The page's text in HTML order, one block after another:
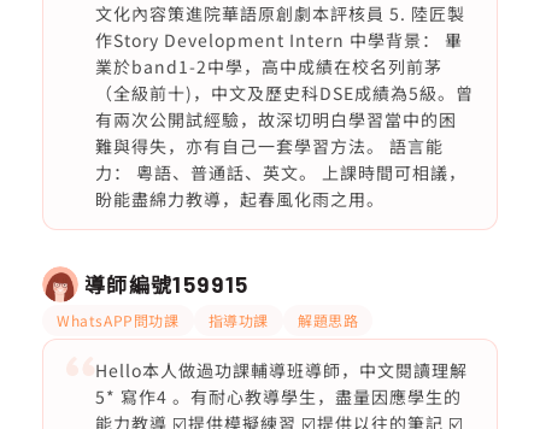
文化內容策進院華語原創劇本評核員 5. 陸匠製
作Story Development Intern 中學背景： 畢
業於band1-2中學，高中成績在校名列前茅
（全級前十)，中文及歷史科DSE成績為5級。曾
有兩次公開試經驗，故深切明白學習當中的困
難與得失，亦有自己一套學習方法。 語言能
力： 粵語、普通話、英文。 上課時間可相議，
盼能盡綿力教導，起春風化雨之用。
導師編號159915
WhatsAPP問功課 指導功課 解題思路
Hello本人做過功課輔導班導師，中文閱讀理解
5* 寫作4 。有耐心教導學生，盡量因應學生的
能力教導 ☑️提供模擬練習 ☑️提供以往的筆記 ☑️